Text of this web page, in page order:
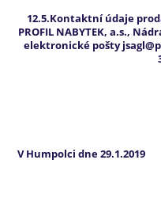
12.5.Kontaktní údaje
PROFIL NABYTEK, a.s.,
elektronické pošty
V Humpolci